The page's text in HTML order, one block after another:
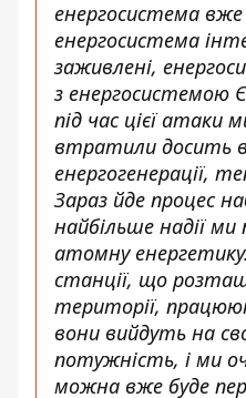
енергосистема
енергосистема
заживлені,
з енергосистемою
під час цієї атаки
втратили досить
енергогенерації,
Зараз йде процес
найбільше надії
атомну
станції, що
території,
вони вийдуть на
потужність, і ми
можна вже буде